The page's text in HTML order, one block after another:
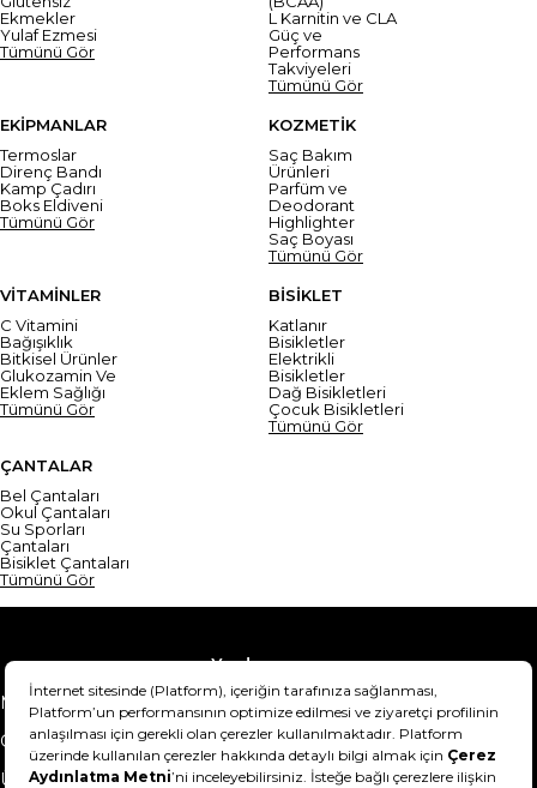
Ekmekler
Yulaf Ezmesi
Tümünü Gör
L Karnitin ve CLA
Güç ve
Performans
Takviyeleri
Tümünü Gör
EKİPMANLAR
Termoslar
Direnç Bandı
Kamp Çadırı
Boks Eldiveni
Tümünü Gör
KOZMETİK
Saç Bakım
Ürünleri
Parfüm ve
Deodorant
Highlighter
Saç Boyası
Tümünü Gör
VİTAMİNLER
C Vitamini
Bağışıklık
Bitkisel Ürünler
Glukozamin Ve
Eklem Sağlığı
Tümünü Gör
BİSİKLET
Katlanır
Bisikletler
Elektrikli
Bisikletler
Dağ Bisikletleri
Çocuk Bisikletleri
Tümünü Gör
ÇANTALAR
Bel Çantaları
Okul Çantaları
Su Sporları
Çantaları
Bisiklet Çantaları
Tümünü Gör
Yardım
Mesafeli Satış Sözleşmesi
Teslimat Bilgisi
Gizlilik Sözleşmesi
Şartlar & Koşullar
Ürünümü nasıl iade
Hakkımızda